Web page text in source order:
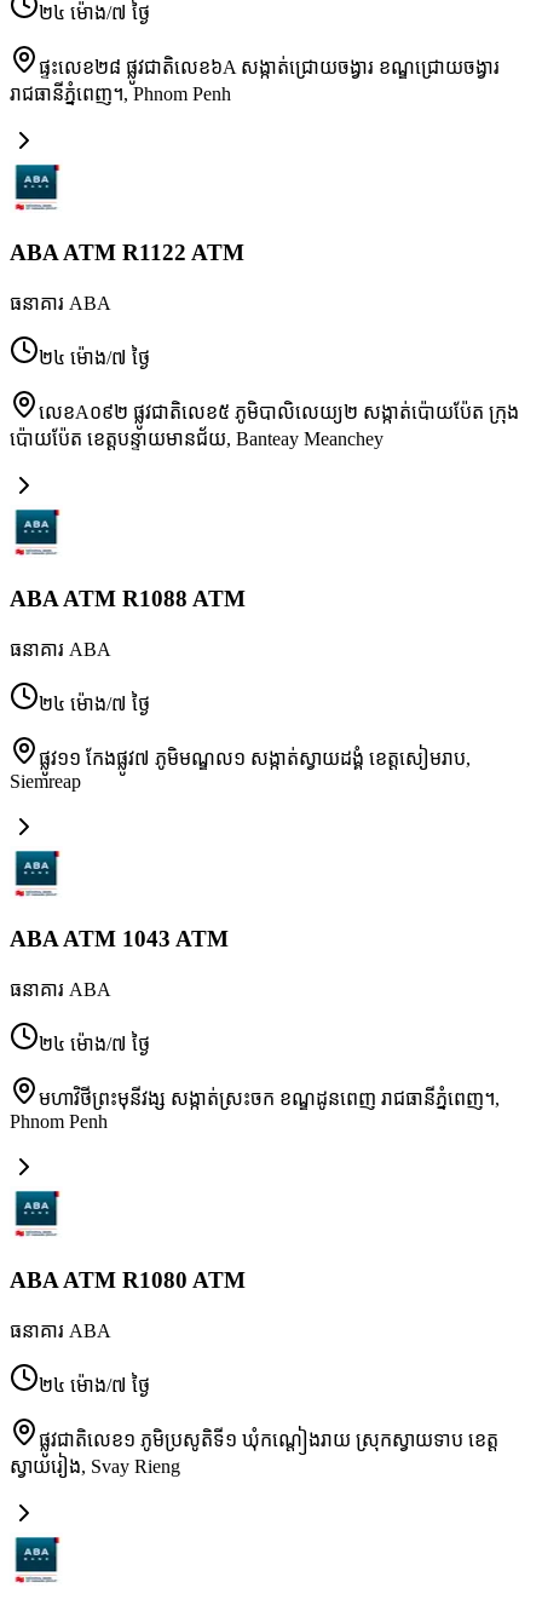
២៤ ម៉ោង/៧ ថ្ងៃ
ផ្ទះលេខ២៨ ផ្លូវជាតិលេខ៦A សង្កាត់ជ្រោយចង្វារ ខណ្ឌជ្រោយចង្វារ
រាជធានីភ្នំពេញ។, Phnom Penh
ABA ATM R1122 ATM
ធនាគារ ABA
២៤ ម៉ោង/៧ ថ្ងៃ
លេខA០៩២ ផ្លូវជាតិលេខ៥ ភូមិបាលិលេយ្យ២ សង្កាត់ប៉ោយប៉ែត ក្រុង
ប៉ោយប៉ែត ខេត្តបន្ទាយមានជ័យ, Banteay Meanchey
ABA ATM R1088 ATM
ធនាគារ ABA
២៤ ម៉ោង/៧ ថ្ងៃ
ផ្លូវ១១ កែងផ្លូវ៧ ភូមិមណ្ឌល១ សង្កាត់ស្វាយដង្គំ ខេត្តសៀមរាប,
Siemreap
ABA ATM 1043 ATM
ធនាគារ ABA
២៤ ម៉ោង/៧ ថ្ងៃ
មហាវិថីព្រះមុនីវង្ស សង្កាត់ស្រះចក ខណ្ឌដូនពេញ រាជធានីភ្នំពេញ។,
Phnom Penh
ABA ATM R1080 ATM
ធនាគារ ABA
២៤ ម៉ោង/៧ ថ្ងៃ
ផ្លូវជាតិលេខ១ ភូមិប្រសូតិទី១ ឃុំកណ្តៀងរាយ ស្រុកស្វាយទាប ខេត្ត
ស្វាយរៀង, Svay Rieng